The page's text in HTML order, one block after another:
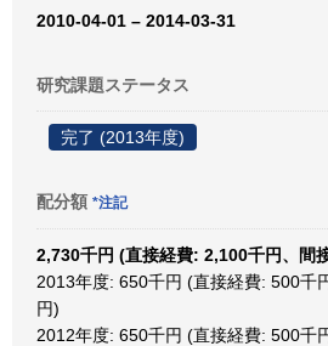
2010-04-01 – 2014-03-31
研究課題ステータス
完了 (2013年度)
配分額 *注記
2,730千円 (直接経費: 2,100千円、間
2013年度: 650千円 (直接経費: 500千
円)
2012年度: 650千円 (直接経費: 500千